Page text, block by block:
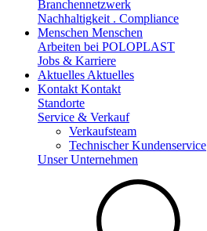
Branchennetzwerk
Nachhaltigkeit . Compliance
Menschen Menschen
Arbeiten bei POLOPLAST
Jobs & Karriere
Aktuelles Aktuelles
Kontakt Kontakt
Standorte
Service & Verkauf
Verkaufsteam
Technischer Kundenservice
Unser Unternehmen